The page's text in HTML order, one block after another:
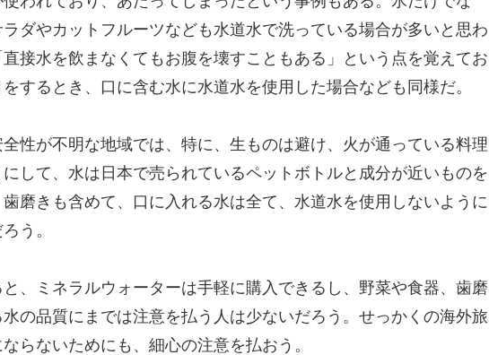
ラダやカットフルーツなども水道水で洗っている場合が多いと思わ
接水を飲まなくてもお腹を壊すこともある」という点を覚えてお
するとき、口に含む水に水道水を使用した場合なども同様だ。
性が不明な地域では、特に、生ものは避け、火が通っている料理
して、水は日本で売られているペットボトルと成分が近いものを
磨きも含めて、口に入れる水は全て、水道水を使用しないように
う。
、ミネラルウォーターは手軽に購入できるし、野菜や食器、歯磨
の品質にまでは注意を払う人は少ないだろう。せっかくの海外旅
らないためにも、細心の注意を払おう。